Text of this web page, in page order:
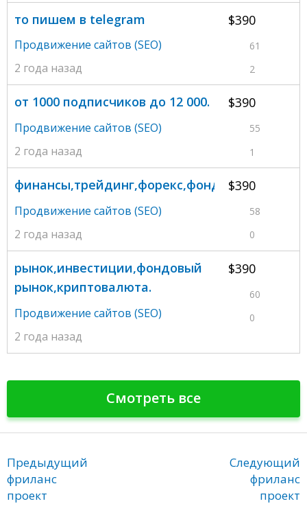
$390
61
2
то пишем в telegram
Продвижение сайтов (SEO)
2 года назад
$390
55
1
от 1000 подписчиков до 12 000.
Продвижение сайтов (SEO)
2 года назад
$390
58
0
финансы,трейдинг,форекс,фондовый
Продвижение сайтов (SEO)
2 года назад
$390
60
0
рынок,инвестиции,фондовый
рынок,криптовалюта.
Продвижение сайтов (SEO)
2 года назад
Смотреть все
Предыдущий
фриланс
проект
Следующий
фриланс
проект